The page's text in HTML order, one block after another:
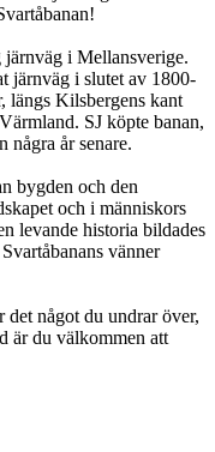
i Mellansverige.
järnväg i slutet av 1800-
längs Kilsbergens kant
SJ köpte banan,
några år senare.
bygden och den
och i människors
levande historia bildades
vänner
det något du undrar över,
är du välkommen att